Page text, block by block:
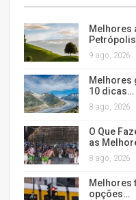
Melhores
9 ago, 2026
Melhores
10 dicas…
8 ago, 2026
O Que
as
8 ago, 2026
Melhores
opções…